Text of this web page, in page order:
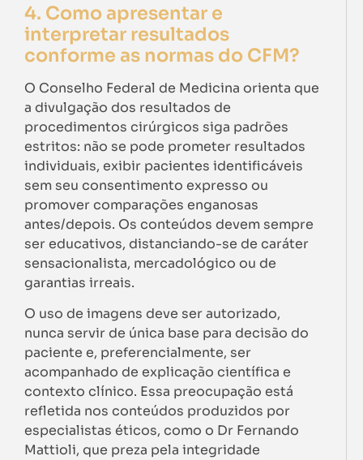
4. Como apresentar e
interpretar resultados
conforme as normas do CFM?
O Conselho Federal de Medicina orienta que
a divulgação dos resultados de
procedimentos cirúrgicos siga padrões
estritos: não se pode prometer resultados
individuais, exibir pacientes identificáveis
sem seu consentimento expresso ou
promover comparações enganosas
antes/depois. Os conteúdos devem sempre
ser educativos, distanciando-se de caráter
sensacionalista, mercadológico ou de
garantias irreais.
O uso de imagens deve ser autorizado,
nunca servir de única base para decisão do
paciente e, preferencialmente, ser
acompanhado de explicação científica e
contexto clínico. Essa preocupação está
refletida nos conteúdos produzidos por
especialistas éticos, como o Dr Fernando
Mattioli, que preza pela integridade